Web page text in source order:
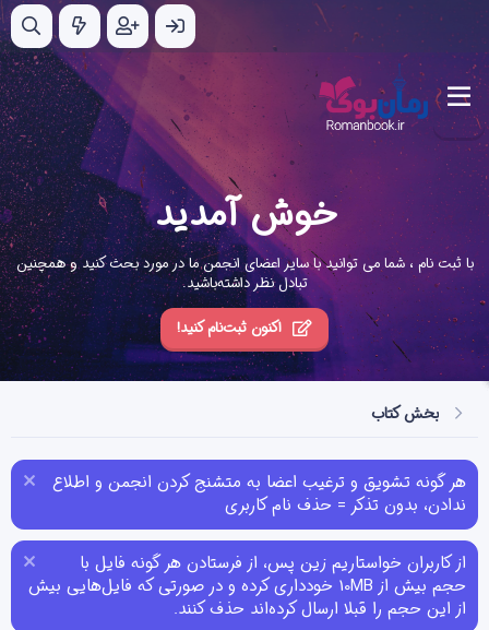
خوش آمدید
با ثبت نام ، شما می توانید با سایر اعضای انجمن ما در مورد بحث کنید و همچنین
تبادل نظر داشته‌باشید.
اکنون ثبت‌نام کنید!
بخش کتاب
هر گونه تشویق و ترغیب اعضا به متشنج کردن انجمن و اطلاع
ندادن، بدون تذکر = حذف نام کاربری
از کاربران خواستاریم زین پس، از فرستادن هر گونه فایل با
حجم بیش از 10MB خودداری کرده و در صورتی که فایل‌هایی بیش
از این حجم را قبلا ارسال کرده‌اند حذف کنند.